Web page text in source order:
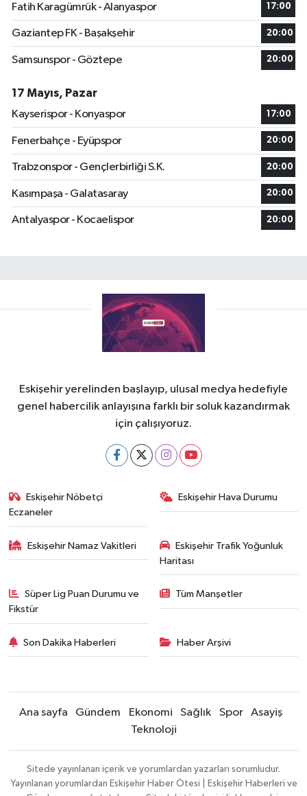
Fatih Karagümrük - Alanyaspor
17:00
Gaziantep FK - Başakşehir 20:00
Samsunspor - Göztepe 20:00
17 Mayıs, Pazar
Kayserispor - Konyaspor
17:00
Fenerbahçe - Eyüpspor 20:00
Trabzonspor - Gençlerbirliği S.K. 20:00
Kasımpaşa - Galatasaray 20:00
Antalyaspor - Kocaelispor 20:00
Eskişehir yerelinden başlayıp, ulusal medya hedefiyle
genel habercilik anlayışına farklı bir soluk kazandırmak
için çalışıyoruz.
Eskişehir Nöbetçi
Eczaneler
Eskişehir Hava Durumu
Eskişehir Namaz Vakitleri
Eskişehir Trafik Yoğunluk
Haritası
Süper Lig Puan Durumu ve
Fikstür
Tüm Manşetler
Son Dakika Haberleri Haber Arşivi
Ana sayfa Gündem Ekonomi Sağlık Spor
Asayiş
Teknoloji
Sitede yayınlanan içerik ve yorumlardan yazarları sorumludur.
Yayınlanan yorumlardan Eskişehir Haber Ötesi | Eskişehir Haberleri ve